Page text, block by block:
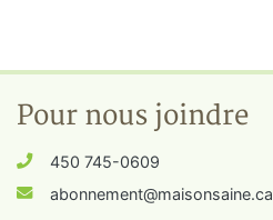
Pour nous joindre
450 745-0609
abonnement@maisonsaine.ca